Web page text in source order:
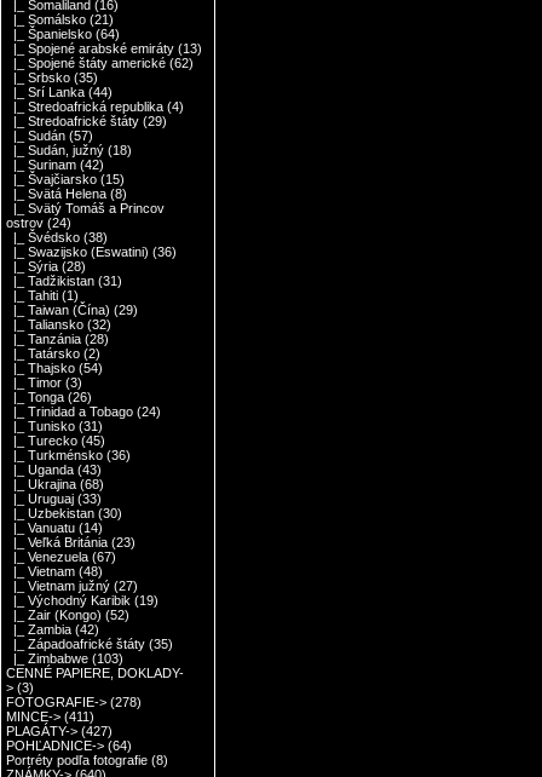
|_ Somaliland (16)
|_ Somálsko (21)
|_ Španielsko (64)
|_ Spojené arabské emiráty (13)
|_ Spojené štáty americké (62)
|_ Srbsko (35)
|_ Srí Lanka (44)
|_ Stredoafrická republika (4)
|_ Stredoafrické štáty (29)
|_ Sudán (57)
|_ Sudán, južný (18)
|_ Surinam (42)
|_ Švajčiarsko (15)
|_ Svätá Helena (8)
|_ Svätý Tomáš a Princov
ostrov (24)
|_ Švédsko (38)
|_ Swazijsko (Eswatini) (36)
|_ Sýria (28)
|_ Tadžikistan (31)
|_ Tahiti (1)
|_ Taiwan (Čína) (29)
|_ Taliansko (32)
|_ Tanzánia (28)
|_ Tatársko (2)
|_ Thajsko (54)
|_ Timor (3)
|_ Tonga (26)
|_ Trinidad a Tobago (24)
|_ Tunisko (31)
|_ Turecko (45)
|_ Turkménsko (36)
|_ Uganda (43)
|_ Ukrajina (68)
|_ Uruguaj (33)
|_ Uzbekistan (30)
|_ Vanuatu (14)
|_ Veľká Británia (23)
|_ Venezuela (67)
|_ Vietnam (48)
|_ Vietnam južný (27)
|_ Východný Karibik (19)
|_ Zair (Kongo) (52)
|_ Zambia (42)
|_ Západoafrické štáty (35)
|_ Zimbabwe (103)
CENNÉ PAPIERE, DOKLADY-
> (3)
FOTOGRAFIE-> (278)
MINCE-> (411)
PLAGÁTY-> (427)
POHĽADNICE-> (64)
Portréty podľa fotografie (8)